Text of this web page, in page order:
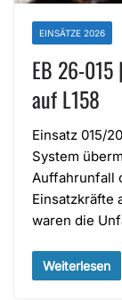
EINSÄTZE 2026
EB 26-
auf L158
Einsatz 015/
System
Auffahrunfall
Einsatzkräfte
waren die
Weiterlesen